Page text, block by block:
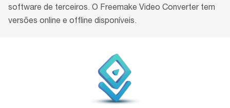
software de terceiros. O Freemake Video Converter tem
versões online e offline disponíveis.